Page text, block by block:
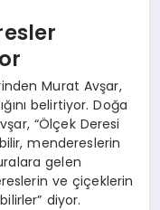
Murat Avşar,
belirtiyor. Doğa
“Ölçek Deresi
mendereslerin
gelen
ve çiçeklerin
diyor.